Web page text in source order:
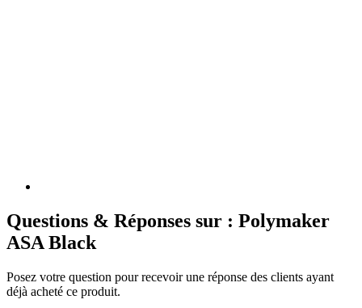
Questions & Réponses sur : Polymaker
ASA Black
Posez votre question pour recevoir une réponse des clients ayant
déjà acheté ce produit.